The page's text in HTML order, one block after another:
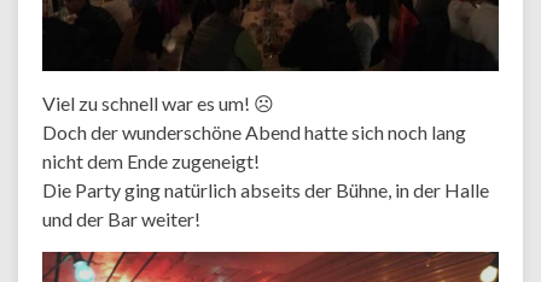
Viel zu schnell war es um! ☹
Doch der wunderschöne Abend hatte sich noch lang
nicht dem Ende zugeneigt!
Die Party ging natürlich abseits der Bühne, in der Halle
und der Bar weiter!